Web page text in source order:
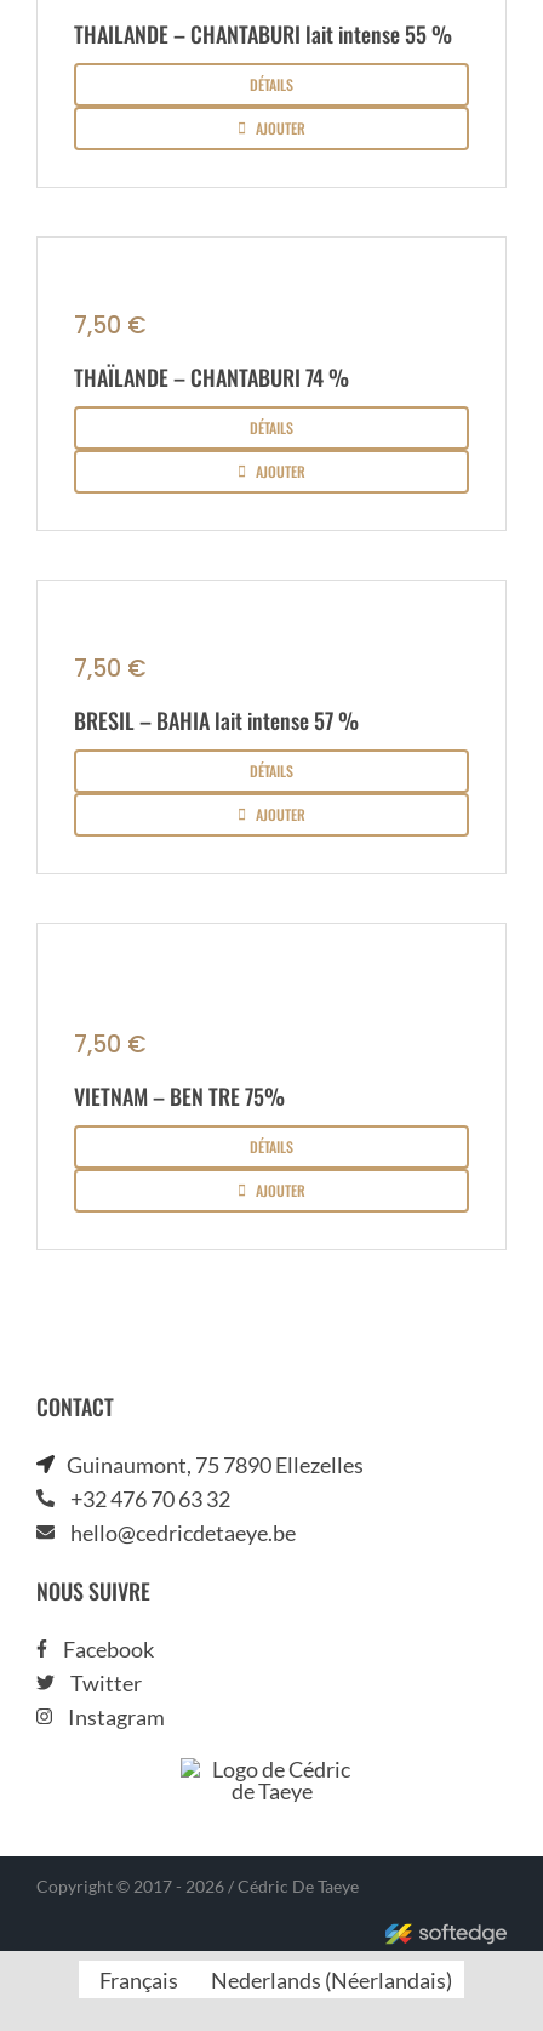
THAILANDE – CHANTABURI lait intense 55 %
DÉTAILS
AJOUTER
7,50 €
THAÏLANDE – CHANTABURI 74 %
DÉTAILS
AJOUTER
7,50 €
BRESIL – BAHIA lait intense 57 %
DÉTAILS
AJOUTER
7,50 €
VIETNAM – BEN TRE 75%
DÉTAILS
AJOUTER
CONTACT
Guinaumont, 75 7890 Ellezelles
+32 476 70 63 32
hello@cedricdetaeye.be
NOUS SUIVRE
Facebook
Twitter
Instagram
Copyright © 2017 - 2026 / Cédric De Taeye
Français Nederlands (Néerlandais)